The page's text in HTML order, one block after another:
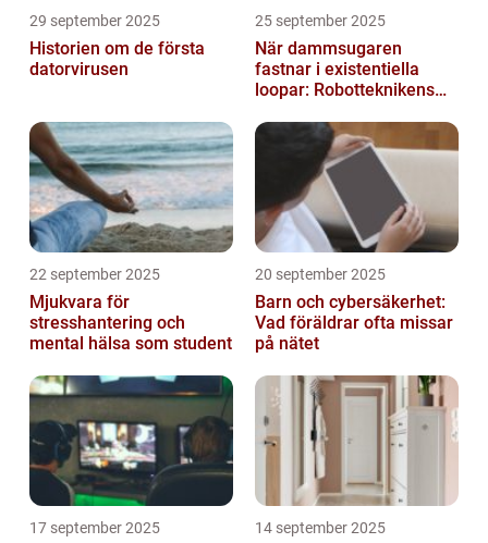
29 september 2025
Historien om de första
datorvirusen
25 september 2025
När dammsugaren
fastnar i existentiella
loopar: Robotteknikens
22 september 2025
Mjukvara för
stresshantering och
mental hälsa som student
20 september 2025
Barn och cybersäkerhet:
Vad föräldrar ofta missar
på nätet
17 september 2025 14 september 2025